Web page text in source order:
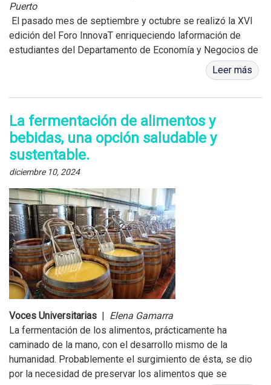
Puerto
El pasado mes de septiembre y octubre se realizó la XVI
edición del Foro InnovaT enriqueciendo laformación de
estudiantes del Departamento de Economía y Negocios de
la Universidad del Caribe.El tema de este año fueLeer más
La fermentación de alimentos y
bebidas, una opción saludable y
sustentable.
diciembre 10, 2024
Voces Universitarias
Elena Gamarra
La fermentación de los alimentos, prácticamente ha
caminado de la mano, con el desarrollo mismo de la
humanidad. Probablemente el surgimiento de ésta, se dio
por la necesidad de preservar los alimentos que se